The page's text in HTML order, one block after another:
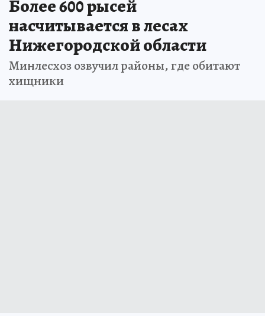
Более 600 рысей
насчитывается в лесах
Нижегородской области
Минлесхоз озвучил районы, где обитают
хищники